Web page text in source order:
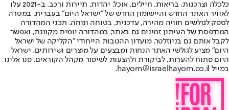
כלכלה וצרכנות, בריאות, חיילים, אוכל, יהדות, תיירות ורכב. ב-2021 עלו
לאוויר האתר החדש והיישומון החדש של "ישראל היום" בעברית, במטרה
לספק לגולשים חוויה מהירה, עדכנית, בטוחה ונוחה. תכני המהדורה
המודפסת של העיתון זמינים גם באתר, במהדורה יומית מקוונת, ואפשר
לקבל אותם גם בניוזלטר. מועדון ההטבות הייחודי "הקליקה של ישראל
היום" מציע לגולשי האתר הנחות ומבצעים על מוצרים ושירותים. ישראל
היום פתוח להערות, לביקורת ולהצעות לשיפור מקהל הקוראים. פנו אלינו
במייל hayom@israelhayom.co.il.